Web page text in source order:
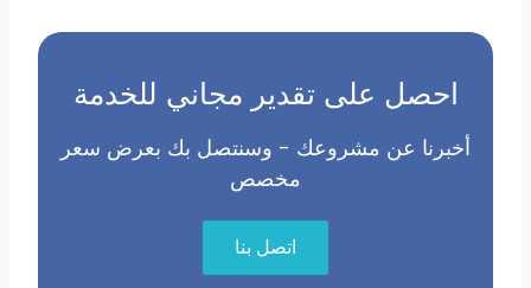
على تقدير مجاني للخدمة
عن مشروعك - وسنتصل بك بعرض سعر